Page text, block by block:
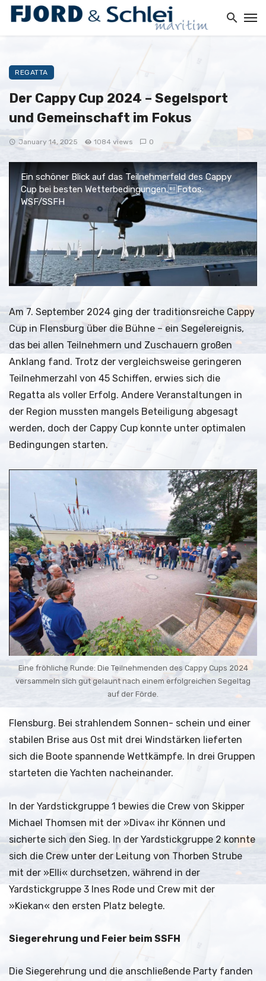
REGATTA
Der Cappy Cup 2024 – Segelsport
und Gemeinschaft im Fokus
January 14, 2025 1084 views 0
Ein schöner Blick auf das Teilnehmerfeld des Cappy
Cup bei besten Wetterbedingungen.Fotos:
WSF/SSFH
Am 7. September 2024 ging der traditionsreiche Cappy
Cup in Flensburg über die Bühne – ein Segelereignis,
das bei allen Teilnehmern und Zuschauern großen
Anklang fand. Trotz der vergleichsweise geringeren
Teilnehmerzahl von 45 Schiffen, erwies sich die
Regatta als voller Erfolg. Andere Veranstaltungen in
der Region mussten mangels Beteiligung abgesagt
werden, doch der Cappy Cup konnte unter optimalen
Bedingungen starten.
Eine fröhliche Runde: Die Teilnehmenden des Cappy Cups 2024
versammeln sich gut gelaunt nach einem erfolgreichen Segeltag
auf der Förde.
Flensburg. Bei strahlendem Sonnen- schein und einer
stabilen Brise aus Ost mit drei Windstärken lieferten
sich die Boote spannende Wettkämpfe. In drei Gruppen
starteten die Yachten nacheinander.
In der Yardstickgruppe 1 bewies die Crew von Skipper
Michael Thomsen mit der »Diva« ihr Können und
sicherte sich den Sieg. In der Yardstickgruppe 2 konnte
sich die Crew unter der Leitung von Thorben Strube
mit der »Elli« durchsetzen, während in der
Yardstickgruppe 3 Ines Rode und Crew mit der
»Kiekan« den ersten Platz belegte.
Siegerehrung und Feier beim SSFH
Die Siegerehrung und die anschließende Party fanden